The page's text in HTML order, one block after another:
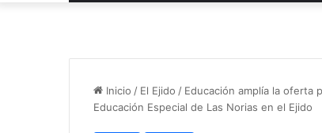
Inicio / El Ejido / Educación amplía la oferta
Educación Especial de Las Norias en el Ejido